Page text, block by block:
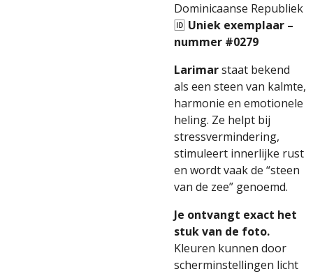
Dominicaanse Republiek
🆔 Uniek exemplaar –
nummer #0279
Larimarstaat bekend
als een steen van kalmte,
harmonie en emotionele
heling. Ze helpt bij
stressvermindering,
stimuleert innerlijke rust
en wordt vaak de “steen
van de zee” genoemd.
Je ontvangt exact het
stuk van de foto.
Kleuren kunnen door
scherminstellingen licht